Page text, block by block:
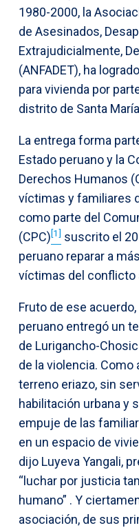
1980-2000, la
de Asesinados,
Extrajudicialmente,
(ANFADET), ha
para vivienda por
distrito de Santa
La entrega forma
Estado peruano y la
Derechos Humanos
víctimas y familiares
como parte del
(CPC)[1] suscrito el
peruano reparar a
víctimas del conflicto
Fruto de ese
peruano entregó un
de Lurigancho-
de la violencia. Como
terreno eriazo, sin
habilitación urbana y
empuje de las
en un espacio de
dijo Luyeva Yangali,
“luchar por justicia
humano” . Y
asociación, de sus